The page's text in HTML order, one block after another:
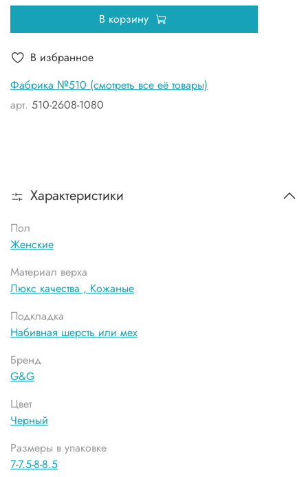
Фабрика №510 (смотреть все её товары)
арт. 510-2608-1080
В корзину
В избранное
Характеристики
Пол
Женские
Материал верха
Люкс качества , Кожаные
Подкладка
Набивная шерсть или мех
Бренд
G&G
Цвет
Черный
Размеры в упаковке
7-7.5-8-8.5